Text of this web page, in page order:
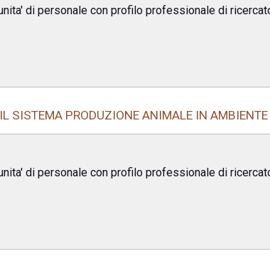
di personale con profilo professionale di
SISTEMA PRODUZIONE ANIMALE IN AMBIENTE
di personale con profilo professionale di